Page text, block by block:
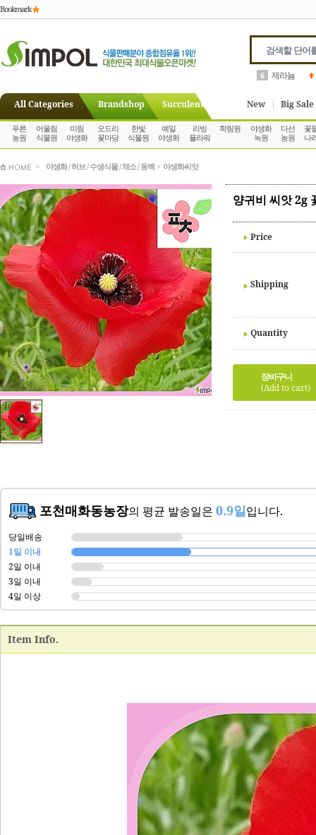
Bookmark
7 고사리
All Categories Brandshop Succulent New Big Sale
푸른
농원
어울림
식물원
미림
야생화
오드리
꽃마당
한빛
식물원
예일
야생화
리빙
플라워
학림원
야생화
녹원
다선
농원
꽃
나
> 야생화 / 허브 / 수생식물 / 채소 / 동백 > 야생화씨앗
양귀비 씨앗 2g
Price
Shipping
Quantity
장바구니
(Add to cart)
포천매화동농장의 평균 발송일은 0.9일입니다.
당일배송
1일 이내
2일 이내
3일 이내
4일 이상
Item Info.